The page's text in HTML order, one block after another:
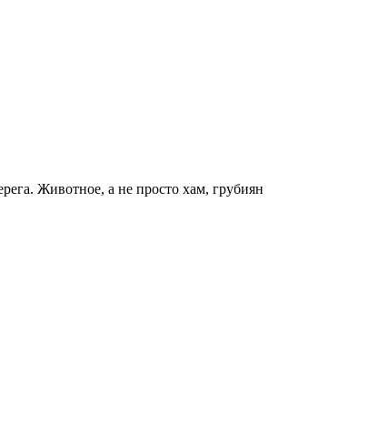
Животное, а не просто хам, грубиян